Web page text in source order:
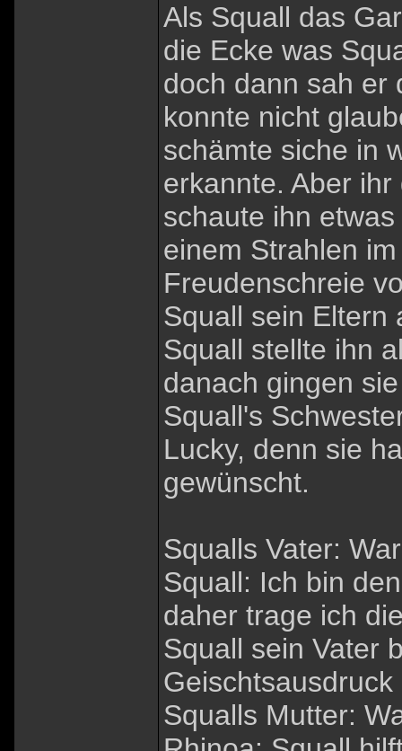
Als Squall das
die Ecke was
doch dann sah er
konnte nicht
schämte siche in
erkannte. Aber
schaute ihn
einem Strahlen
Freudenschreie
Squall sein Eltern
Squall stellte ihn
danach gingen
Squall's
Lucky, denn sie
gewünscht.
Squalls Vater:
Squall: Ich bin
daher trage ich
Squall sein Vater
Squalls Mutter: